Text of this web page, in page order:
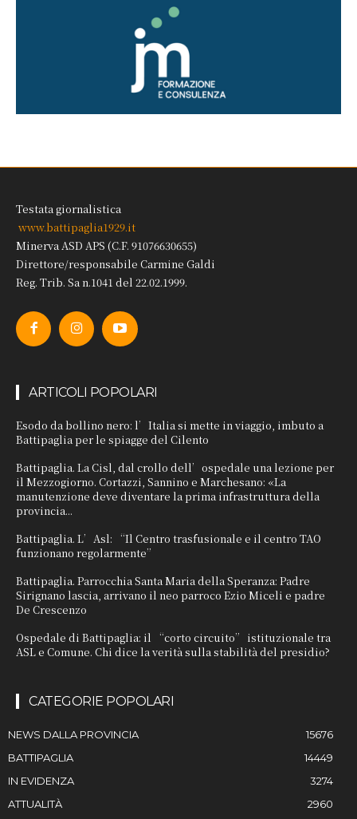
Testata giornalistica
www.battipaglia1929.it
Minerva ASD APS (C.F. 91076630655)
Direttore/responsabile Carmine Galdi
Reg. Trib. Sa n.1041 del 22.02.1999.
ARTICOLI POPOLARI
Esodo da bollino nero: l’Italia si mette in viaggio, imbuto a
Battipaglia per le spiagge del Cilento
Battipaglia. La Cisl, dal crollo dell’ospedale una lezione per
il Mezzogiorno. Cortazzi, Sannino e Marchesano: «La
manutenzione deve diventare la prima infrastruttura della
provincia...
Battipaglia. L’Asl: “Il Centro trasfusionale e il centro TAO
funzionano regolarmente”
Battipaglia. Parrocchia Santa Maria della Speranza: Padre
Sirignano lascia, arrivano il neo parroco Ezio Miceli e padre
De Crescenzo
Ospedale di Battipaglia: il “corto circuito” istituzionale tra
ASL e Comune. Chi dice la verità sulla stabilità del presidio?
CATEGORIE POPOLARI
NEWS DALLA PROVINCIA
15676
BATTIPAGLIA
14449
IN EVIDENZA
3274
ATTUALITÀ
2960